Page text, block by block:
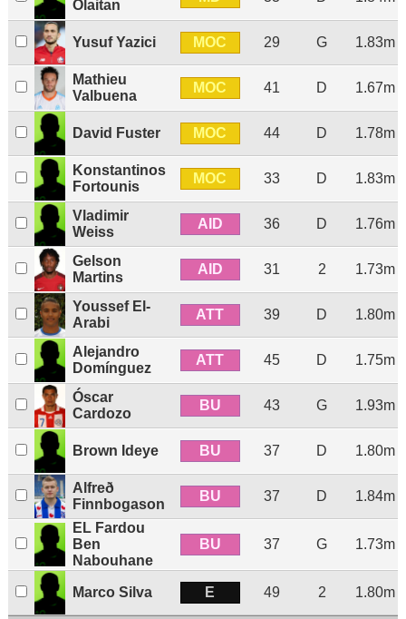
Olaitan
Yusuf Yazici MOC 29 G 1.83m
Mathieu
Valbuena
MOC 41 D 1.67m
David Fuster MOC 44 D 1.78m
Konstantinos
Fortounis
MOC 33 D 1.83m
Vladimir
Weiss
AID 36 D 1.76m
Gelson
Martins
AID 31 2 1.73m
Youssef El-
Arabi
ATT 39 D 1.80m
Alejandro
Domínguez
ATT 45 D 1.75m
Óscar
Cardozo
BU 43 G 1.93m
Brown Ideye BU 37 D 1.80m
Alfreð
Finnbogason
BU 37 D 1.84m
EL Fardou
Ben
Nabouhane
BU 37 G 1.73m
Marco Silva E 49 2 1.80m